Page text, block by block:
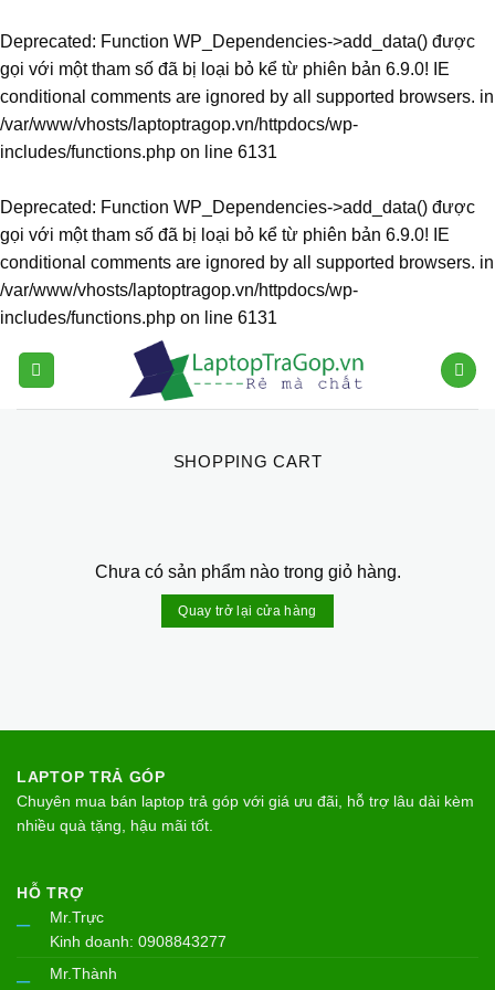
Deprecated: Function WP_Dependencies->add_data() được
gọi với một tham số đã bị loại bỏ kể từ phiên bản 6.9.0! IE
conditional comments are ignored by all supported browsers. in
/var/www/vhosts/laptoptragop.vn/httpdocs/wp-
includes/functions.php on line 6131
Deprecated: Function WP_Dependencies->add_data() được
gọi với một tham số đã bị loại bỏ kể từ phiên bản 6.9.0! IE
conditional comments are ignored by all supported browsers. in
/var/www/vhosts/laptoptragop.vn/httpdocs/wp-
includes/functions.php on line 6131
SHOPPING CART
Chưa có sản phẩm nào trong giỏ hàng.
Quay trở lại cửa hàng
LAPTOP TRẢ GÓP
Chuyên mua bán laptop trả góp với giá ưu đãi, hỗ trợ lâu dài kèm
nhiều quà tặng, hậu mãi tốt.
HỖ TRỢ
–
Mr.Trực
Kinh doanh: 0908843277
–
Mr.Thành